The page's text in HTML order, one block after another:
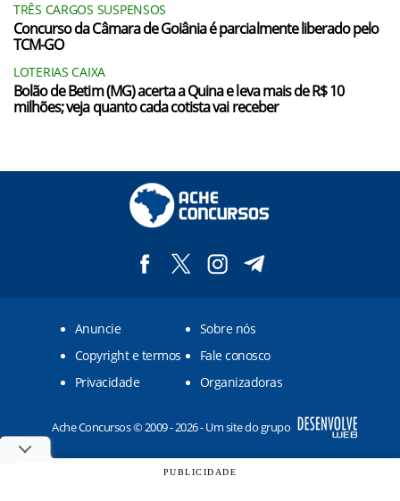
TRÊS CARGOS SUSPENSOS
Concurso da Câmara de Goiânia é parcialmente liberado pelo
TCM-GO
LOTERIAS CAIXA
Bolão de Betim (MG) acerta a Quina e leva mais de R$ 10
milhões; veja quanto cada cotista vai receber
Anuncie
Sobre nós
Copyright e termos
Fale conosco
Privacidade
Organizadoras
Ache Concursos © 2009 - 2026 - Um site do grupo
PUBLICIDADE